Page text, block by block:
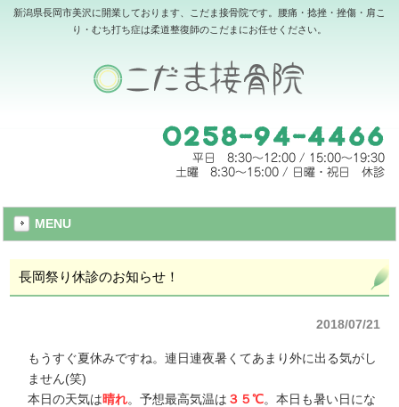
新潟県長岡市美沢に開業しております、こだま接骨院です。腰痛・捻挫・挫傷・肩こ
り・むち打ち症は柔道整復師のこだまにお任せください。
MENU
長岡祭り休診のお知らせ！
2018/07/21
もうすぐ夏休みですね。連日連夜暑くてあまり外に出る気がし
ません(笑)
本日の天気は晴れ。予想最高気温は ３５℃。本日も暑い日にな